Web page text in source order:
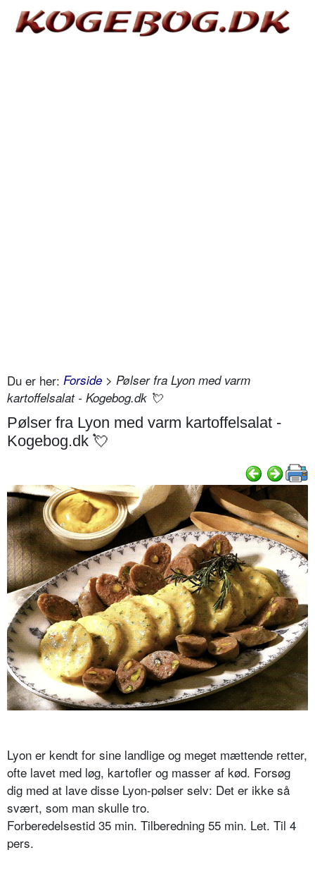
Du er her: Forside > Pølser fra Lyon med varm
kartoffelsalat - Kogebog.dk 💘
Pølser fra Lyon med varm kartoffelsalat -
Kogebog.dk 💘
Lyon er kendt for sine landlige og meget mættende retter,
ofte lavet med løg, kartofler og masser af kød. Forsøg
dig med at lave disse Lyon-pølser selv: Det er ikke så
svært, som man skulle tro.
Forberedelsestid 35 min. Tilberedning 55 min. Let. Til 4
pers.